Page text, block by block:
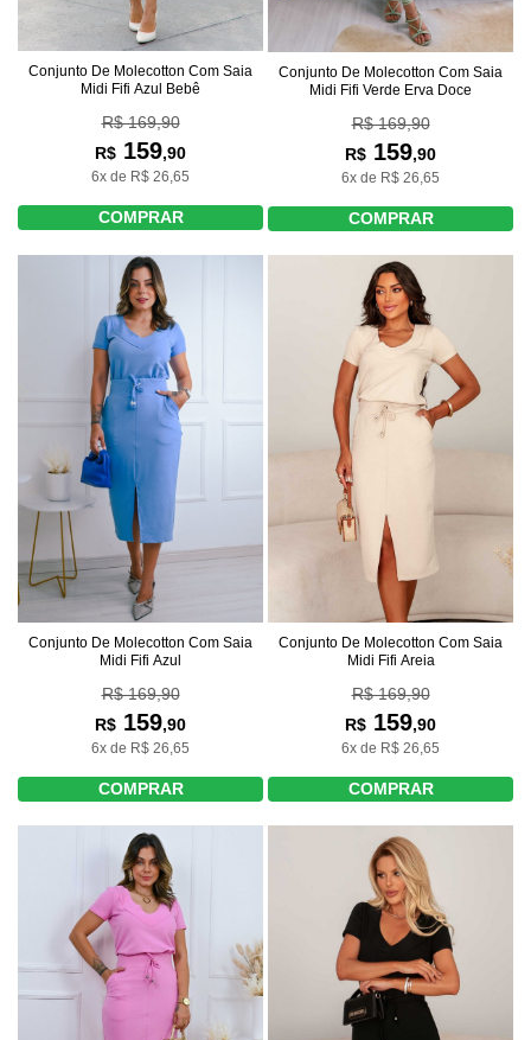
Conjunto De Molecotton Com Saia
Midi Fifi Azul Bebê
R$ 169,90
R$ 159,90
6x de R$ 26,65
COMPRAR
Conjunto De Molecotton Com Saia
Midi Fifi Verde Erva Doce
R$ 169,90
R$ 159,90
6x de R$ 26,65
COMPRAR
Conjunto De Molecotton Com Saia
Midi Fifi Azul
R$ 169,90
R$ 159,90
6x de R$ 26,65
COMPRAR
Conjunto De Molecotton Com Saia
Midi Fifi Areia
R$ 169,90
R$ 159,90
6x de R$ 26,65
COMPRAR